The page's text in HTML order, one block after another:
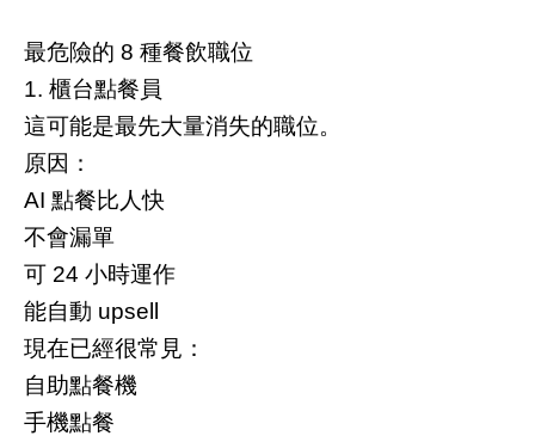
最危險的 8 種餐飲職位
1. 櫃台點餐員
這可能是最先大量消失的職位。
原因：
AI 點餐比人快
不會漏單
可 24 小時運作
能自動 upsell
現在已經很常見：
自助點餐機
手機點餐